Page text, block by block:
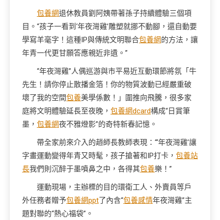
包養網退休教員劉阿姨帶著孫子持續體驗三個項
目。“孩子一看到‘年夜灣雞’雕塑就挪不動腳，還自動要
學寫羊毫字！這種IP與傳統文明聯合包養網的方法，讓
年青一代更甘願答應親近非遺。”
“年夜灣雞”人偶巡游與市平易近互動環節將氛「牛
先生！請你停止散播金箔！你的物質波動已經嚴重破
壞了我的空間包養美學係數！」圍推向飛騰，很多家
庭將文明體驗延長至夜晚， 包養網dcard構成“日賞筆
墨， 包養網夜不雅燈影”的奇特新春記憶。
帶全家前來介入的趙師長教師表現：“‘年夜灣雞’讓
字畫運動變得年青又時髦，孩子搶著和IP打卡， 包養站
長我們則沉醉于墨噴鼻之中，各得其包養樂！”
運動現場，主辦標的目的環衛工人、外賣員等戶
外任務者贈予包養網ppt了內含“包養感情年夜灣雞”主
題對聯的“熱心福袋”。